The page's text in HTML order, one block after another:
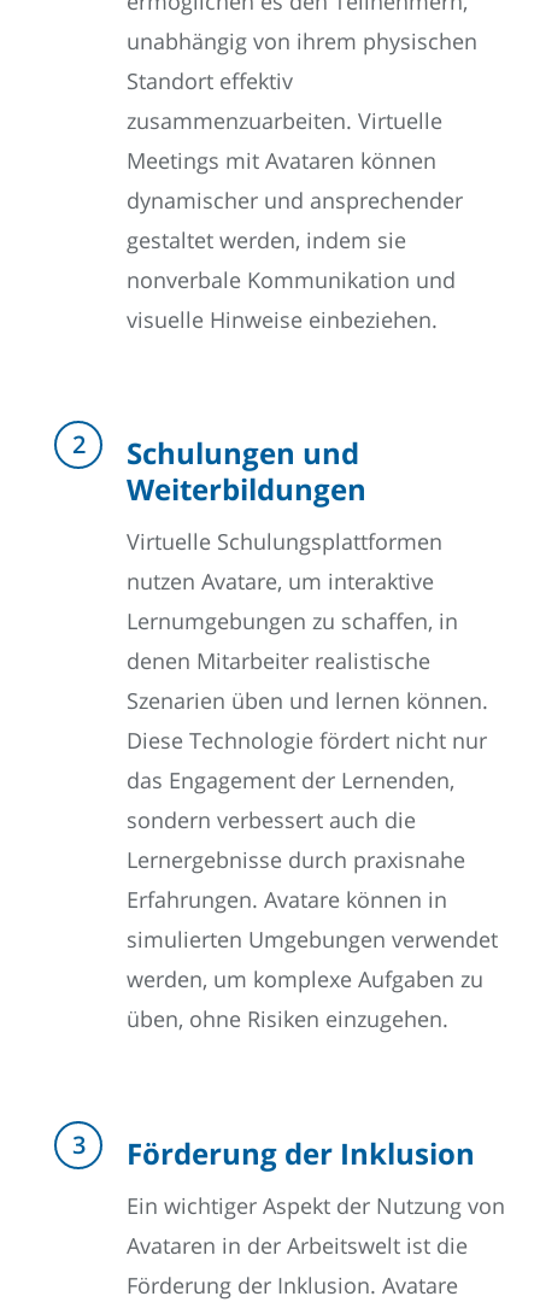
unabhängig von ihrem physischen
Standort effektiv
zusammenzuarbeiten. Virtuelle
Meetings mit Avataren können
dynamischer und ansprechender
gestaltet werden, indem sie
nonverbale Kommunikation und
visuelle Hinweise einbeziehen.
Schulungen und
Weiterbildungen
Virtuelle Schulungsplattformen
nutzen Avatare, um interaktive
Lernumgebungen zu schaffen, in
denen Mitarbeiter realistische
Szenarien üben und lernen können.
Diese Technologie fördert nicht nur
das Engagement der Lernenden,
sondern verbessert auch die
Lernergebnisse durch praxisnahe
Erfahrungen. Avatare können in
simulierten Umgebungen verwendet
werden, um komplexe Aufgaben zu
üben, ohne Risiken einzugehen.
Förderung der Inklusion
Ein wichtiger Aspekt der Nutzung von
Avataren in der Arbeitswelt ist die
Förderung der Inklusion. Avatare